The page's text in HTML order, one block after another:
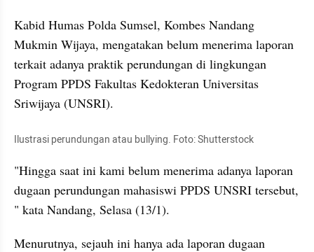
Kabid Humas Polda Sumsel, Kombes Nandang
Mukmin Wijaya, mengatakan belum menerima laporan
terkait adanya praktik perundungan di lingkungan
Program PPDS Fakultas Kedokteran Universitas
Sriwijaya (UNSRI).
Ilustrasi perundungan atau bullying. Foto: Shutterstock
"Hingga saat ini kami belum menerima adanya laporan
dugaan perundungan mahasiswi PPDS UNSRI tersebut,
" kata Nandang, Selasa (13/1).
Menurutnya, sejauh ini hanya ada laporan dugaan